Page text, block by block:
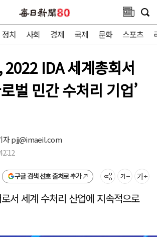
정치 사회 경제 국제 문화 스포츠
2022 IDA 세계총회서
벌 민간 수처리 기업’
자pjj@imaeil.com
구글 검색 선호 출처로 추가
서 세계 수처리 산업에 지속적으로